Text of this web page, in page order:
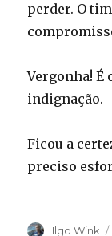
perder. O
Vergonha! É
indignação.
Ficou a
preciso
Autor
Ilgo Wink